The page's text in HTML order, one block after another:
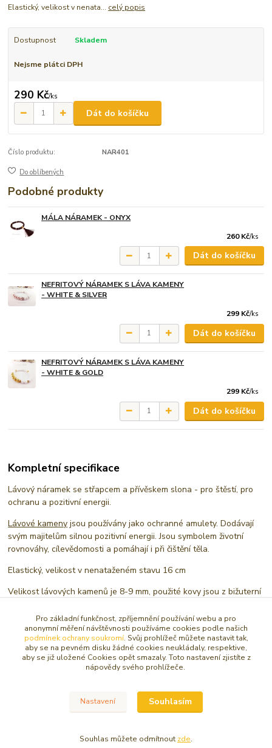
Elastický, velikost v nenata... celý popis
Dostupnost Skladem
Nejsme plátci DPH
290 Kč/ks
Dát do košíčku
Číslo produktu: NAR401
Do oblíbených
Podobné produkty
MÁLA NÁRAMEK - ONYX
260 Kč/ks
Dát do košíčku
NEFRITOVÝ NÁRAMEK S LÁVA KAMENY
- WHITE & SILVER
299 Kč/ks
Dát do košíčku
NEFRITOVÝ NÁRAMEK S LÁVA KAMENY
- WHITE & GOLD
299 Kč/ks
Dát do košíčku
Kompletní specifikace
Lávový náramek se střapcem a přívěskem slona - pro štěstí, pro
ochranu a pozitivní energii.
Lávové kameny jsou používány jako ochranné amulety. Dodávají
svým majitelům silnou pozitivní energii. Jsou symbolem životní
rovnováhy, cílevědomosti a pomáhají i při čištění těla.
Elastický, velikost v nenataženém stavu 16 cm
Velikost lávových kamenů je 8-9 mm, použité kovy jsou z bižuterní
Upozornění: pokovený povrch láva kamenů se může při odírání a
otloukání náramku postupně odloupnout, proto je lepší zacházet s
ním hezky a mile :-)
Zboží zařazeno v kategoriích
Pro základní funkčnost, zpříjemnění používání webu a pro
anonymní měření návštěvnosti používáme cookies podle našich
podmínek ochrany soukromí. Svůj prohlížeč můžete nastavit tak,
aby se na pevném disku žádné cookies neukládaly, respektive,
aby se již uložené Cookies opět smazaly. Toto nastavení zjistíte z
nápovědy svého prohlížeče.
Nastavení Souhlasím
Souhlas můžete odmítnout zde.